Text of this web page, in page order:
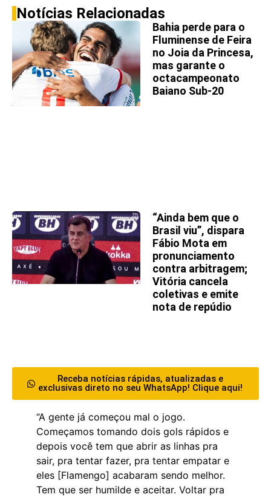
Notícias Relacionadas
Bahia perde para o
Fluminense de Feira
no Joia da Princesa,
mas garante o
octacampeonato
Baiano Sub-20
“Ainda bem que o
Brasil viu”, dispara
Fábio Mota em
pronunciamento
contra arbitragem;
Vitória cancela
coletivas e emite
nota de repúdio
Receba notícias rápidas, atualizadas e
exclusivas direto no seu WhatsApp! Clique aqui!
“A gente já começou mal o jogo.
Começamos tomando dois gols rápidos e
depois você tem que abrir as linhas pra
sair, pra tentar fazer, pra tentar empatar e
eles [Flamengo] acabaram sendo melhor.
Tem que ser humilde e aceitar. Voltar pra